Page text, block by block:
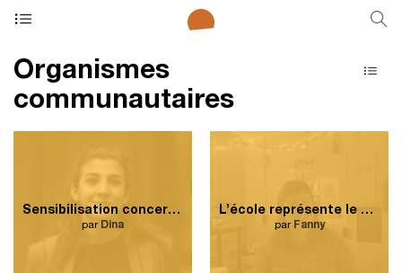
Organismes
communautaires
Sensibilisation concernant les enjeux jeunesse dans Côte-des-Neiges.
par Dina
L’école représente le bassin où je peux rejoindre le plus de jeunes.
par Fanny